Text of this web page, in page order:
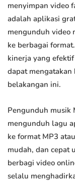
menyimpan video
adalah aplikasi
mengunduh video
ke berbagai
kinerja yang
dapat
belakangan ini.
Pengunduh musik
mengunduh lagu
ke format MP3
mudah, dan cepat
berbagi video
selalu